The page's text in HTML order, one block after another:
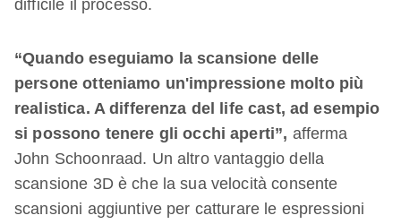
difficile il processo.
“Quando eseguiamo la scansione delle
persone otteniamo un'impressione molto più
realistica. A differenza del life cast, ad esempio
si possono tenere gli occhi aperti”, afferma
John Schoonraad. Un altro vantaggio della
scansione 3D è che la sua velocità consente
scansioni aggiuntive per catturare le espressioni